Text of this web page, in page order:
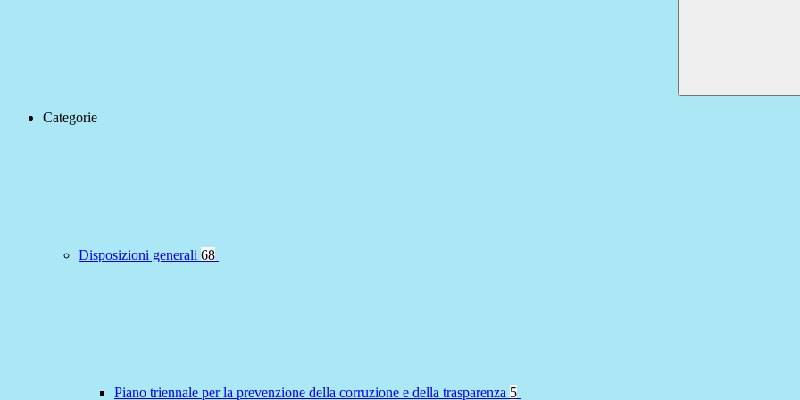
Categorie
Disposizioni generali 68
Piano triennale per la prevenzione della corruzione e della trasparenza 5